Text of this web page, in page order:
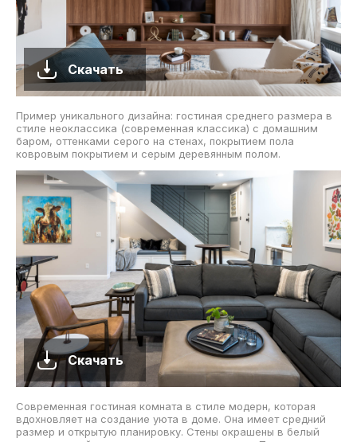
Скачать
Пример уникального дизайна: гостиная среднего размера в
стиле неоклассика (современная классика) с домашним
баром, оттенками серого на стенах, покрытием пола
ковровым покрытием и серым деревянным полом.
Скачать
Современная гостиная комната в стиле модерн, которая
вдохновляет на создание уюта в доме. Она имеет средний
размер и открытую планировку. Стены окрашены в белый